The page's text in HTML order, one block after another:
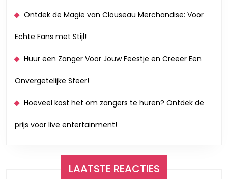
Ontdek de Magie van Clouseau Merchandise: Voor
Echte Fans met Stijl!
Huur een Zanger Voor Jouw Feestje en Creëer Een
Onvergetelijke Sfeer!
Hoeveel kost het om zangers te huren? Ontdek de
prijs voor live entertainment!
LAATSTE REACTIES